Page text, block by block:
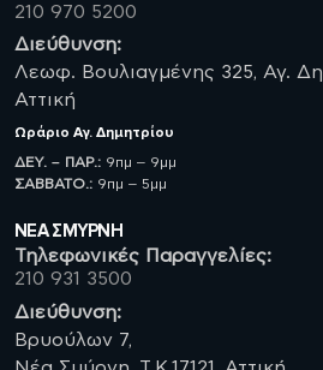
210 970 5200
Διεύθυνση:
Λεωφ. Βουλιαγμένης 325, Αγ.
Αττική
Ωράριο Αγ. Δημητρίου
ΔΕΥ. – ΠΑΡ.: 9πμ – 9μμ
ΣΑΒBATO.: 9πμ – 5μμ
ΝΈΑ ΣΜΥΡΝΗ
Τηλεφωνικές Παραγγελίες:
210 931 3500
Διεύθυνση:
Βρυούλων 7,